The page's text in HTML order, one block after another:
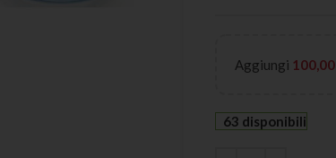
Aggiungi 100,00
63 disponibili